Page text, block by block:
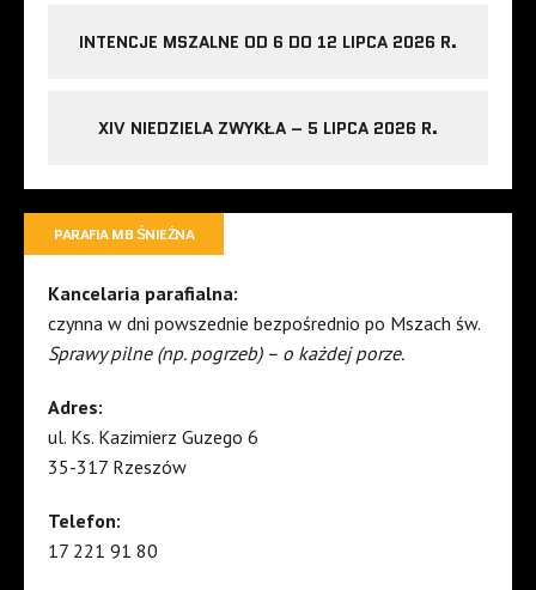
INTENCJE MSZALNE OD 6 DO 12 LIPCA 2026 R.
XIV NIEDZIELA ZWYKŁA – 5 LIPCA 2026 R.
PARAFIA MB ŚNIEŻNA
Kancelaria parafialna:
czynna w dni powszednie bezpośrednio po Mszach św.
Sprawy pilne (np. pogrzeb) – o każdej porze.
Adres:
ul. Ks. Kazimierz Guzego 6
35-317 Rzeszów
Telefon:
17 221 91 80